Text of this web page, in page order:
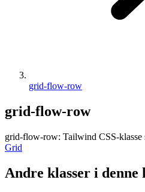
grid-flow-row
grid-flow-row
grid-flow-row: Tailwind CSS-klasse
Grid
Andre klasser i denne